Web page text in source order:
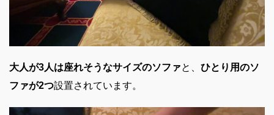
大人が3人は座れそうなサイズのソファと、 ひとり用のソ
ファが2つ設置されています。